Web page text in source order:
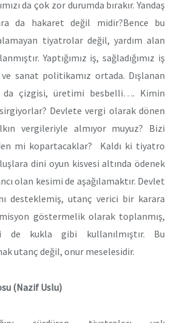
da çok zor durumda bırakır. Yandaş
da hakaret değil midir?Bence bu
tiyatrolar değil, yardım alan
Yaptığımız iş, sağladığımız iş
sanat politikamız ortada. Dışlanan
da çizgisi, üretimi besbelli…. Kimin
Devlete vergi olarak dönen
vergileriyle almıyor muyuz? Bizi
mi kopartacaklar? Kaldı ki tiyatro
dini oyun kisvesi altında ödenek
olan kesimi de aşağılamaktır. Devlet
desteklemiş, utanç verici bir karara
göstermelik olarak toplanmış,
de kukla gibi kullanılmıştır. Bu
utanç değil, onur meselesidir.
(Nazif Uslu)